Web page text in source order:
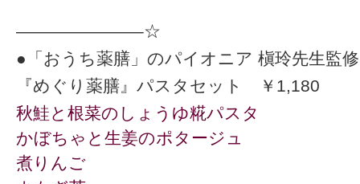
———————–☆
●「おうち薬膳」のパイオニア 槇玲先生監修
『めぐり薬膳』パスタセット ￥1,180
秋鮭と根菜のしょうゆ糀パスタ
かぼちゃと生姜のポタージュ
煮りんご